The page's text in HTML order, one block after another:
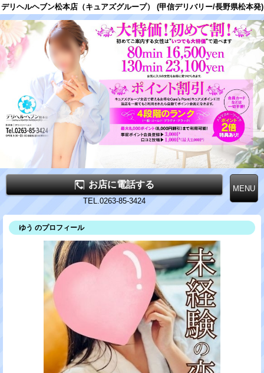
デリヘルヘブン松本店（キュアズグループ） (甲信デリバリー/長野県松本発)
お店に電話する
TEL.0263-85-3424
ゆう のプロフィール